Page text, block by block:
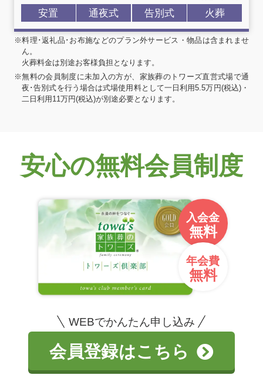
安置 通夜式 告別式 火葬
※料理･返礼品･お布施などのプラン外サービス・物品は含まれませ
ん。
火葬料金は別途お客様負担となります。
※無料の会員制度に未加入の方が、家族葬のトワーズ直営式場で通
夜･告別式を行う場合は式場使用料として一日利用5.5万円(税込)・
二日利用11万円(税込)が別途必要となります。
安心の無料会員制度
入会金
無料
年会費
無料
WEBでかんたん申し込み
会員登録はこちら